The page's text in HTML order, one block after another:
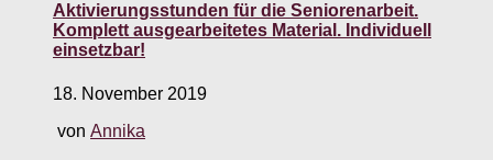
Aktivierungsstunden für die Seniorenarbeit.
Komplett ausgearbeitetes Material. Individuell
einsetzbar!
18. November 2019
von Annika